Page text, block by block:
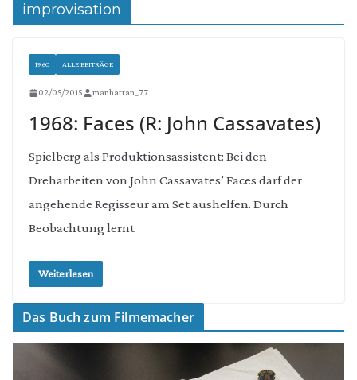
improvisation
1960 ALLE BEITRÄGE
02/05/2015 manhattan_77
1968: Faces (R: John Cassavates)
Spielberg als Produktionsassistent: Bei den
Dreharbeiten von John Cassavates’ Faces darf der
angehende Regisseur am Set aushelfen. Durch
Beobachtung lernt
Weiterlesen
Das Buch zum Filmemacher